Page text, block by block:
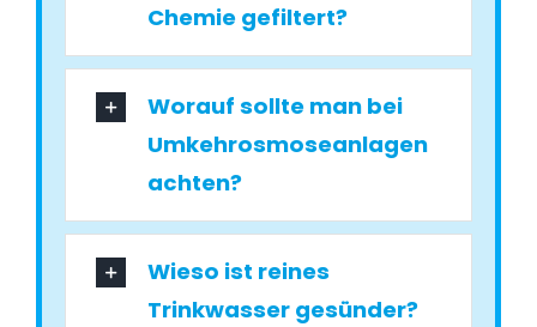
Chemie gefiltert?
Worauf sollte man bei
Umkehrosmoseanlagen
achten?
Wieso ist reines
Trinkwasser gesünder?